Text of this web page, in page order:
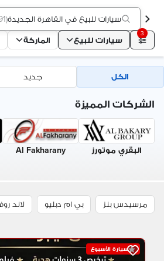
سيارات للبيع في القاهرة الجديدة(
3
سيارات للبيع الماركة
الكل جديد
الشركات المميزة
البقري موتورز Al Fakharany
مرسيدس بنز بي ام دبليو لاند
سيارة الأسبوع